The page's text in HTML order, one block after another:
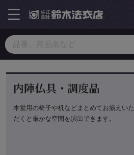
toggle
navigation
内陣仏具・調度品
本堂用の椅子や机などまとめてお揃えいた
だくと厳かな空間を演出できます。